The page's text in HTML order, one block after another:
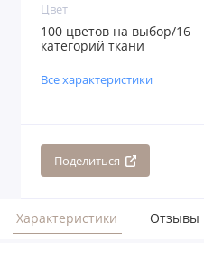
Цвет
100 цветов на выбор/16
категорий ткани
Все характеристики
Поделиться
Характеристики Отзывы